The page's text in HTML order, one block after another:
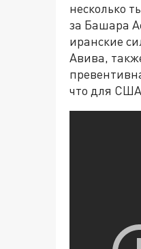
несколько
за Башара
иранские
Авива,
что для США